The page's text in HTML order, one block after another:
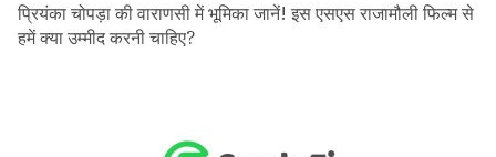
प्रियंका चोपड़ा की वाराणसी में भूमिका जानें! इस एसएस राजामौली फिल्म से
हमें क्या उम्मीद करनी चाहिए?